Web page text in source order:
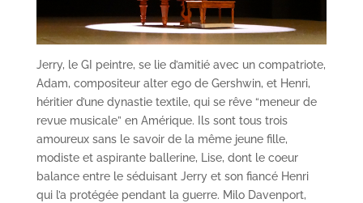
Jerry, le GI peintre, se lie d’amitié avec un compatriote,
Adam, compositeur alter ego de Gershwin, et Henri,
héritier d’une dynastie textile, qui se rêve “meneur de
revue musicale” en Amérique. Ils sont tous trois
amoureux sans le savoir de la même jeune fille,
modiste et aspirante ballerine, Lise, dont le coeur
balance entre le séduisant Jerry et son fiancé Henri
qui l’a protégée pendant la guerre. Milo Davenport,